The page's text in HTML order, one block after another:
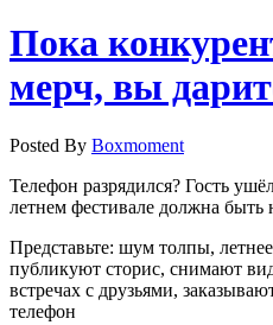
Пока
мерч, вы
Posted By Boxmoment
Телефон разрядился? Гость
летнем фестивале должна быть
Представьте: шум толпы,
публикуют сторис, снимают
встречах с друзьями,
телефон